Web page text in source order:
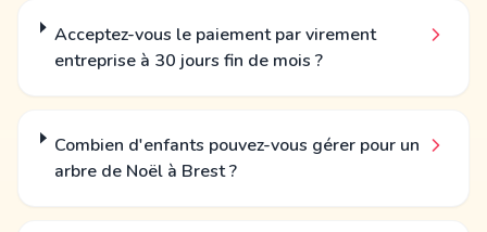
Acceptez-vous le paiement par virement
entreprise à 30 jours fin de mois ?
Combien d'enfants pouvez-vous gérer pour un
arbre de Noël à Brest ?